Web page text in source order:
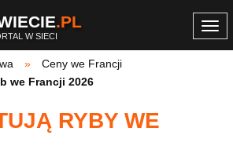
.PL
W SIECI
Ceny we Francji
we Francji 2026
RYBY WE